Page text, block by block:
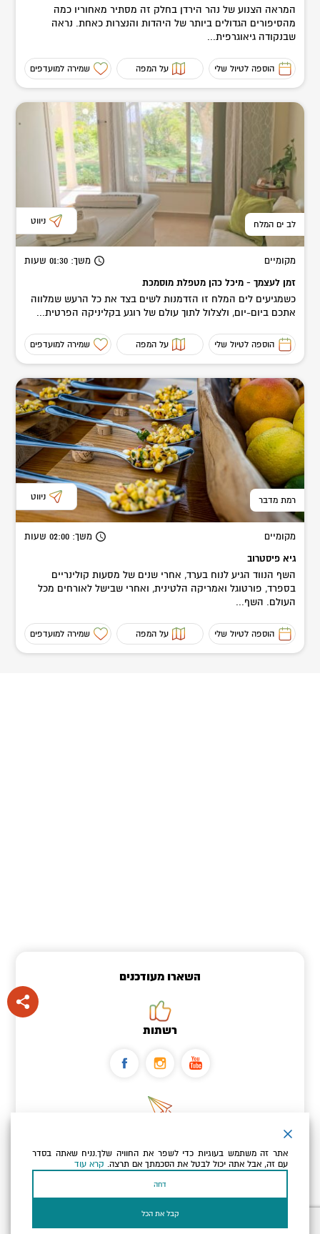
המראה הצנוע של נהר הירדן בחלק זה מסתיר מאחוריו כמה
מהסיפורים הגדולים ביותר של היהדות והנצרות כאחת. נראה
שבנקודה גיאוגרפית...
הוספה לטיול שלי על המפה שמירה למועדפים
לב ים המלח ניווט
מקומיים משך: 01:30 שעות
זמן לעצמך - מיכל כהן מטפלת מוסמכת
כשמגיעים לים המלח זו הזדמנות לשים בצד את כל הרעש שמלווה
אתכם ביום-יום, ולצלול לתוך עולם של רוגע בקליניקה הפרטית...
הוספה לטיול שלי על המפה שמירה למועדפים
רמת מדבר ניווט
מקומיים משך: 02:00 שעות
גיא פיסטרוב
השף הנווד הגיע לנוח בערד, אחרי שנים של מסעות קולינריים
בספרד, פורטוגל ואמריקה הלטינית, ואחרי שבישל לאורחים מכל
העולם. השף...
הוספה לטיול שלי על המפה שמירה למועדפים
השארו מעודכנים
רשתות
כתובת הדוא"ל שלך
אני מאשר/ת שקראתי ומסכים/הלמדיניות הפרטיות ולמדיניות
אתר זה משתמש בעוגיות כדי לשפר את החוויה שלך.נניח שאתה בסדר
עם זה, אבל אתה יכול לבטל את הסכמתך אם תרצה. קרא עוד
דחה
קבל את הכל